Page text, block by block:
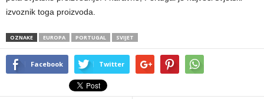
izvoznik toga proizvoda.
OZNAKE EUROPA PORTUGAL SVIJET
Facebook Twitter